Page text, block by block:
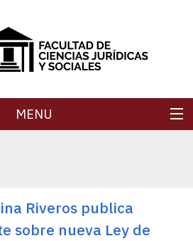
MENU
Riveros publica
sobre nueva Ley de